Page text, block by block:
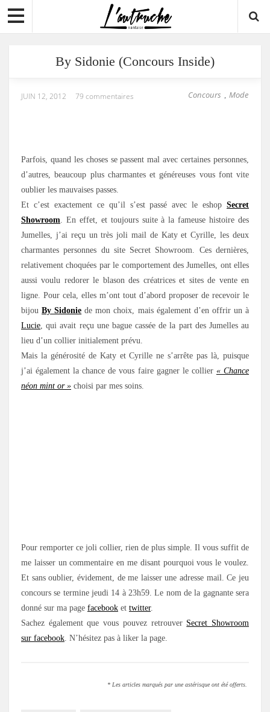
By Sidonie (Concours Inside)
Concours , Mode
JUIN 12, 2012 79 commentaires
Parfois, quand les choses se passent mal avec certaines personnes,
d’autres, beaucoup plus charmantes et généreuses vous font vite
oublier les mauvaises passes.
Et c’est exactement ce qu’il s’est passé avec le eshop Secret
Showroom. En effet, et toujours suite à la fameuse histoire des
Jumelles, j’ai reçu un très joli mail de Katy et Cyrille, les deux
charmantes personnes du site Secret Showroom. Ces dernières,
relativement choquées par le comportement des Jumelles, ont elles
aussi voulu redorer le blason des créatrices et sites de vente en
ligne. Pour cela, elles m’ont tout d’abord proposer de recevoir le
bijouBy Sidonie de mon choix, mais également d’en offrir un à
Lucie, qui avait reçu une bague cassée de la part des Jumelles au
lieu d’un collier initialement prévu.
Mais la générosité de Katy et Cyrille ne s’arrête pas là, puisque
j’ai également la chance de vous faire gagner le collier « Chance
néon mint or » choisi par mes soins.
Pour remporter ce joli collier, rien de plus simple. Il vous suffit de
me laisser un commentaire en me disant pourquoi vous le voulez.
Et sans oublier, évidement, de me laisser une adresse mail. Ce jeu
concours se termine jeudi 14 à 23h59. Le nom de la gagnante sera
donné sur ma page facebook et twitter.
Sachez également que vous pouvez retrouver Secret Showroom
sur facebook. N’hésitez pas à liker la page.
* Les articles marqués par une astérisque ont été offerts.